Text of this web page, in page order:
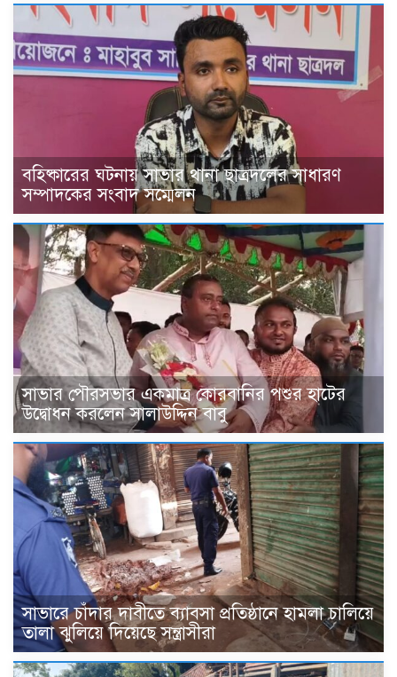
বহিষ্কারের ঘটনায় সাভার থানা ছাত্রদলের সাধারণ
সম্পাদকের সংবাদ সম্মেলন
সাভার পৌরসভার একমাত্র কোরবানির পশুর হাটের
উদ্বোধন করলেন সালাউদ্দিন বাবু
সাভারে চাঁদার দাবীতে ব্যাবসা প্রতিষ্ঠানে হামলা চালিয়ে
তালা ঝুলিয়ে দিয়েছে সন্ত্রাসীরা